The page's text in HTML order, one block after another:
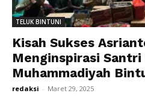
TELUK BINTUNI
Kisah Sukses
Menginspirasi Santri
Muhammadiyah
redaksi - Maret 29, 2025